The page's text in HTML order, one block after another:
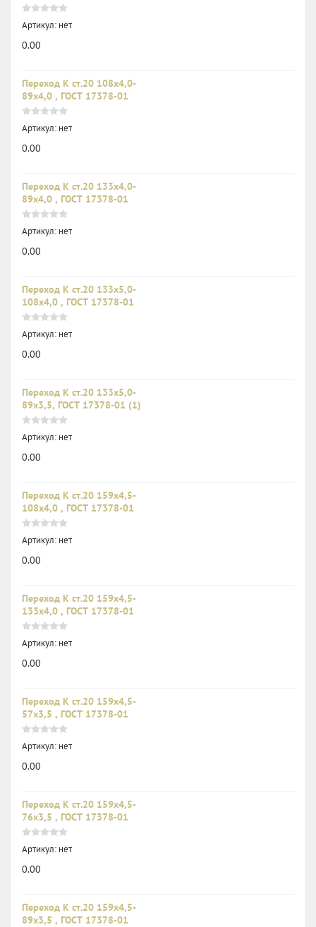
Артикул: нет
0.00
Переход К ст.20 108х4,0-
89х4,0 , ГОСТ 17378-01
Артикул: нет
0.00
Переход К ст.20 133х4,0-
89х4,0 , ГОСТ 17378-01
Артикул: нет
0.00
Переход К ст.20 133х5,0-
108х4,0 , ГОСТ 17378-01
Артикул: нет
0.00
Переход К ст.20 133х5,0-
89х3,5, ГОСТ 17378-01 (1)
Артикул: нет
0.00
Переход К ст.20 159х4,5-
108х4,0 , ГОСТ 17378-01
Артикул: нет
0.00
Переход К ст.20 159х4,5-
133х4,0 , ГОСТ 17378-01
Артикул: нет
0.00
Переход К ст.20 159х4,5-
57х3,5 , ГОСТ 17378-01
Артикул: нет
0.00
Переход К ст.20 159х4,5-
76х3,5 , ГОСТ 17378-01
Артикул: нет
0.00
Переход К ст.20 159х4,5-
89х3,5 , ГОСТ 17378-01